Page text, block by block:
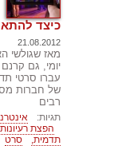
כיצד
21.08.2012
מאז שגולשי
יומי, גם
עברו סרטי
של חברות
רבים
תגיות:
הפצת
תדמית,
סרט